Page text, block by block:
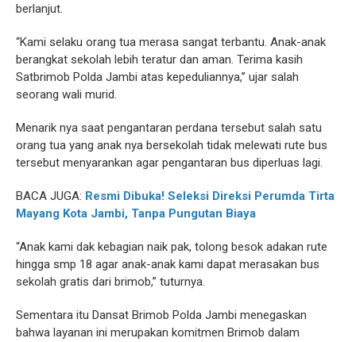
berlanjut.
“Kami selaku orang tua merasa sangat terbantu. Anak-anak
berangkat sekolah lebih teratur dan aman. Terima kasih
Satbrimob Polda Jambi atas kepeduliannya,” ujar salah
seorang wali murid.
Menarik nya saat pengantaran perdana tersebut salah satu
orang tua yang anak nya bersekolah tidak melewati rute bus
tersebut menyarankan agar pengantaran bus diperluas lagi.
BACA JUGA: Resmi Dibuka! Seleksi Direksi Perumda Tirta
Mayang Kota Jambi, Tanpa Pungutan Biaya
“Anak kami dak kebagian naik pak, tolong besok adakan rute
hingga smp 18 agar anak-anak kami dapat merasakan bus
sekolah gratis dari brimob,” tuturnya.
Sementara itu Dansat Brimob Polda Jambi menegaskan
bahwa layanan ini merupakan komitmen Brimob dalam